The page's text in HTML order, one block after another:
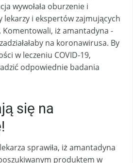
wywołała oburzenie i
i ekspertów zajmujących
iż amantadyna -
na koronawirusa. By
w leczeniu COVID-19,
odpowiednie badania
się na
sprawiła, iż amantadyna
produktem w